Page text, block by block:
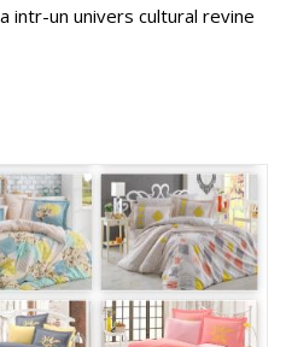
intr-un univers cultural revine